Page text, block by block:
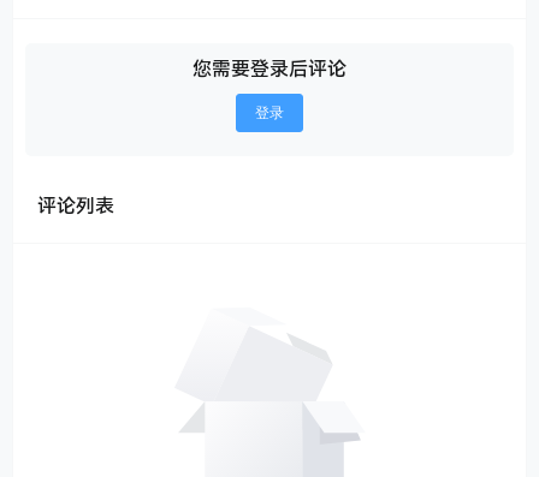
您需要登录后评论
登录
评论列表